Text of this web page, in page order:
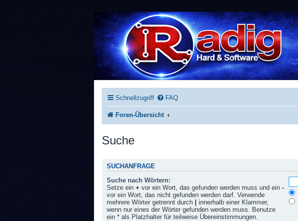
Schnellzugriff FAQ
Foren-Übersicht
Suche
SUCHANFRAGE
Suche nach Wörtern:
Setze ein + vor ein Wort, das gefunden werden muss und ein -
vor ein Wort, das nicht gefunden werden darf. Verwende
mehrere Wörter getrennt durch
innerhalb einer Klammer,
wenn nur eines der Wörter gefunden werden muss. Benutze
ein * als Platzhalter für teilweise Übereinstimmungen.